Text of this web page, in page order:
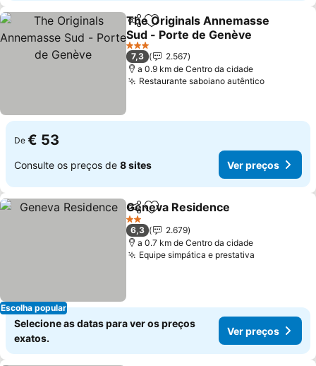
PartilharAdicionar aos favoritos
The Originals Annemasse
Sud - Porte de Genève
Ver preços
3 Estrelas
7,3
2.567
a 0.9 km de Centro da cidade
Restaurante saboiano autênticoVer
De € 53
Consulte os preços de 8 sites Ver preços
Escolha popular
PartilharAdicionar aos favoritos
Geneva Residence
2 Estrelas
6,3
2.679
a 0.7 km de Centro da cidade
Equipe simpática e prestativa
Selecione as datas para ver os preços
exatos.
Ver preços